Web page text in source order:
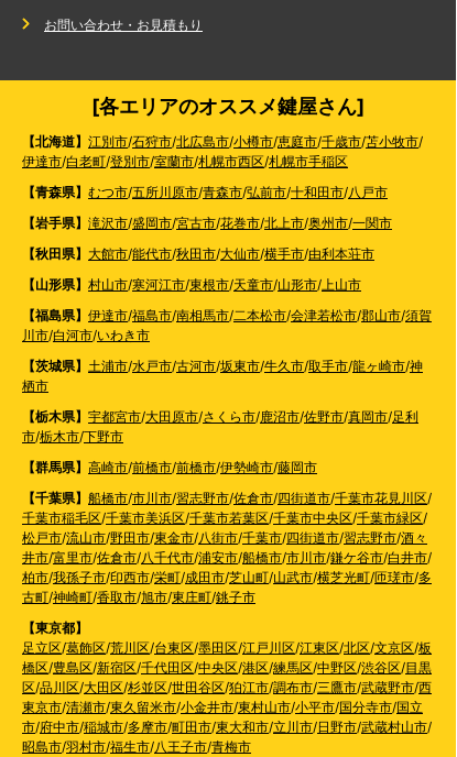
お問い合わせ・お見積もり
[各エリアのオススメ鍵屋さん]
【北海道】 江別市/石狩市/北広島市/小樽市/恵庭市/千歳市/苫小牧市/
伊達市/白老町/登別市/室蘭市/札幌市西区/札幌市手稲区
【青森県】 むつ市/五所川原市/青森市/弘前市/十和田市/八戸市
【岩手県】 滝沢市/盛岡市/宮古市/花巻市/北上市/奥州市/一関市
【秋田県】 大館市/能代市/秋田市/大仙市/横手市/由利本荘市
【山形県】 村山市/寒河江市/東根市/天童市/山形市/上山市
【福島県】 伊達市/福島市/南相馬市/二本松市/会津若松市/郡山市/須賀
川市/白河市/いわき市
【茨城県】 土浦市/水戸市/古河市/坂東市/牛久市/取手市/龍ヶ崎市/神
栖市
【栃木県】 宇都宮市/大田原市/さくら市/鹿沼市/佐野市/真岡市/足利
市/栃木市/下野市
【群馬県】 高崎市/前橋市/前橋市/伊勢崎市/藤岡市
【千葉県】 船橋市/市川市/習志野市/佐倉市/四街道市/千葉市花見川区/
千葉市稲毛区/千葉市美浜区/千葉市若葉区/千葉市中央区/千葉市緑区/
松戸市/流山市/野田市/東金市/八街市/千葉市/四街道市/習志野市/酒々
井市/富里市/佐倉市/八千代市/浦安市/船橋市/市川市/鎌ケ谷市/白井市/
柏市/我孫子市/印西市/栄町/成田市/芝山町/山武市/横芝光町/匝瑳市/多
古町/神崎町/香取市/旭市/東庄町/銚子市
【東京都】
足立区/葛飾区/荒川区/台東区/墨田区/江戸川区/江東区/北区/文京区/板
橋区/豊島区/新宿区/千代田区/中央区/港区/練馬区/中野区/渋谷区/目黒
区/品川区/大田区/杉並区/世田谷区/狛江市/調布市/三鷹市/武蔵野市/西
東京市/清瀬市/東久留米市/小金井市/東村山市/小平市/国分寺市/国立
市/府中市/稲城市/多摩市/町田市/東大和市/立川市/日野市/武蔵村山市/
昭島市/羽村市/福生市/八王子市/青梅市